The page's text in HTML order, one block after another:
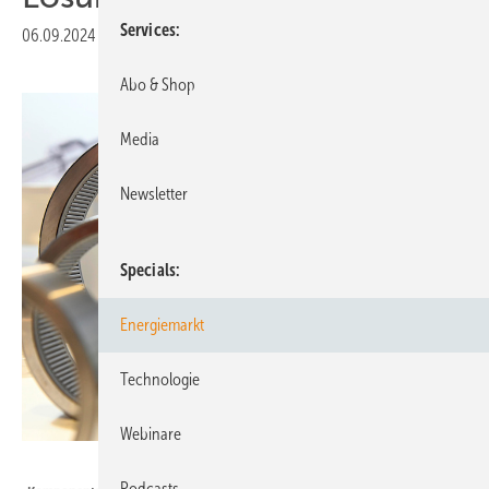
06.09.2024 Veröffentlicht in
Services
Abo & Shop
Media
Newsletter
Specials
Energiemarkt
Technologie
Webinare